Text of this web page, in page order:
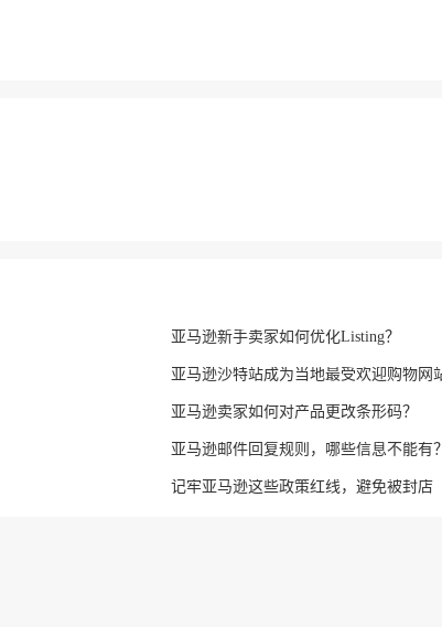
亚马逊新手卖家如何优化Listing？
亚马逊卖家如何对产品更改条形码？
亚马逊邮件回复规则，哪些信息不能有？
记牢亚马逊这些政策红线，避免被封店